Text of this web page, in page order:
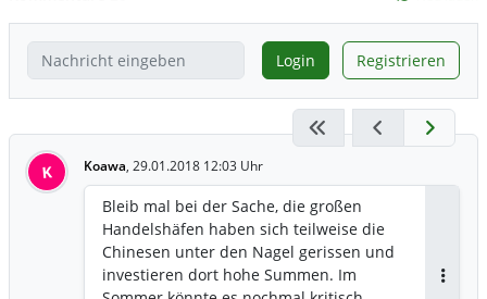
Login Registrieren
K Koawa, 29.01.2018 12:03 Uhr
Bleib mal bei der Sache, die großen
Handelshäfen haben sich teilweise die
Chinesen unter den Nagel gerissen und
investieren dort hohe Summen. Im